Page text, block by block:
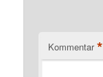
Kommentar *